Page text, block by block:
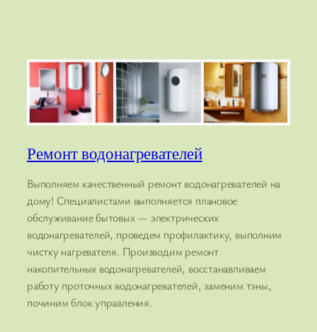
Ремонт водонагревателей
Выполняем качественный ремонт водонагревателей на
дому! Специалистами выполняется плановое
обслуживание бытовых — электрических
водонагревателей, проведем профилактику, выполним
чистку нагревателя. Производим ремонт
накопительных водонагревателей, восстанавливаем
работу проточных водонагревателей, заменим тэны,
починим блок управления.